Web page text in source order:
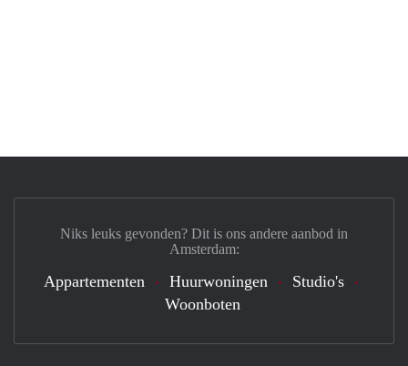
Niks leuks gevonden? Dit is ons andere aanbod in
Amsterdam:
Appartementen Huurwoningen
Studio's
Woonboten